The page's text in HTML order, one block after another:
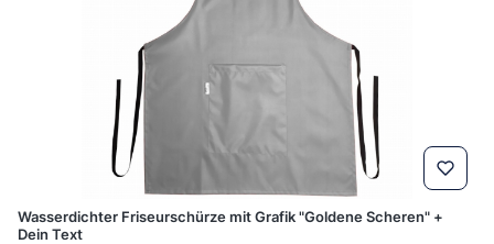
Wasserdichter Friseurschürze mit Grafik "Goldene Scheren" +
Dein Text